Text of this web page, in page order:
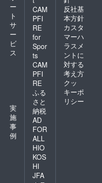
ー
ト
サ
ー
ビ
ス
実
施
事
例
CAM
PFI
RE
for
Spor
ts
CAM
PFI
RE
ふる
さと
納税
AD
FOR
ALL
HIO
KOS
HI
JFA
反社基
本方針
カスタ
マーハ
ラスメ
ントに
対する
考え方
クッ
キーポ
リシー